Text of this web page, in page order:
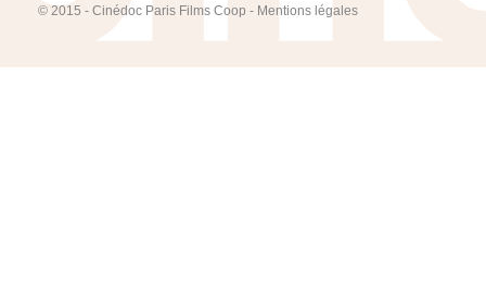
© 2015 - Cinédoc Paris Films Coop - Mentions légales